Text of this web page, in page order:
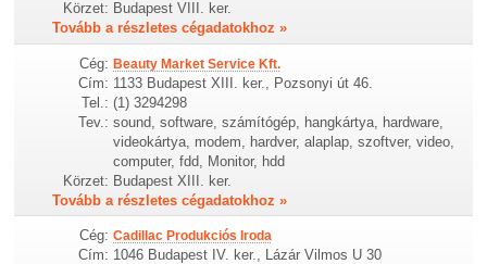
Körzet: Budapest VIII. ker.
Tovább a részletes cégadatokhoz »
Cég: Beauty Market Service Kft.
Cím: 1133 Budapest XIII. ker., Pozsonyi út 46.
Tel.: (1) 3294298
Tev.: sound, software, számítógép, hangkártya, hardware,
videokártya, modem, hardver, alaplap, szoftver, video,
computer, fdd, Monitor, hdd
Körzet: Budapest XIII. ker.
Tovább a részletes cégadatokhoz »
Cég: Cadillac Produkciós Iroda
Cím: 1046 Budapest IV. ker., Lázár Vilmos U 30